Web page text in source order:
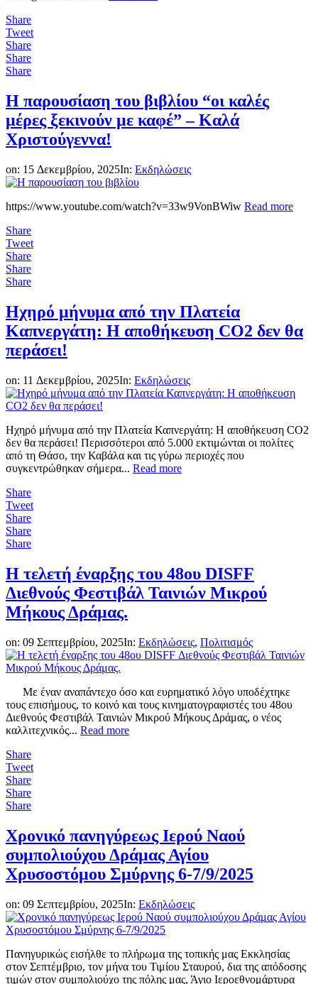
Share
Tweet
Share
Share
Share
Η παρουσίαση του βιβλίου “οι καλές
μέρες ξεκινούν με καφέ” – Καλά
Χριστούγεννα!
on: 15 Δεκεμβρίου, 2025In: Εκδηλώσεις
https://www.youtube.com/watch?v=33w9VonBWiw Read more
Share
Tweet
Share
Share
Share
Ηχηρό μήνυμα από την Πλατεία
Καπνεργάτη: Η αποθήκευση CO2 δεν θα
περάσει!
on: 11 Δεκεμβρίου, 2025In: Εκδηλώσεις
Ηχηρό μήνυμα από την Πλατεία Καπνεργάτη: Η αποθήκευση CO2
δεν θα περάσει! Περισσότεροι από 5.000 εκτιμώνται οι πολίτες
από τη Θάσο, την Καβάλα και τις γύρω περιοχές που
συγκεντρώθηκαν σήμερα... Read more
Share
Tweet
Share
Share
Share
Η τελετή έναρξης του 48ου DISFF
Διεθνούς Φεστιβάλ Ταινιών Μικρού
Μήκους Δράμας.
on: 09 Σεπτεμβρίου, 2025In: Εκδηλώσεις, Πολιτισμός
Mε έναν αναπάντεχο όσο και ευρηματικό λόγο υποδέχτηκε
τους επισήμους, το κοινό και τους κινηματογραφιστές του 48ου
Διεθνούς Φεστιβάλ Ταινιών Μικρού Μήκους Δράμας, ο νέος
καλλιτεχνικός... Read more
Share
Tweet
Share
Share
Share
Χρονικό πανηγύρεως Ιερού Ναού
συμπολιούχου Δράμας Αγίου
Χρυσοστόμου Σμύρνης 6-7/9/2025
on: 09 Σεπτεμβρίου, 2025In: Εκδηλώσεις
Πανηγυρικώς εισήλθε το πλήρωμα της τοπικής μας Εκκλησίας
στον Σεπτέμβριο, τον μήνα του Τιμίου Σταυρού, δια της απόδοσης
τιμών στον συμπολιούχο της πόλης μας, Άγιο Ιεροεθνομάρτυρα